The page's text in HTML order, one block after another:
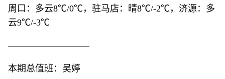
周口：多云8℃/0℃，驻马店：晴8℃/-2℃，济源：多
云9℃/-3℃
—————————
本期总值班：吴婷